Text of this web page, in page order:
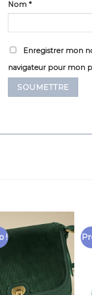
Nom *
Enregistrer mon
navigateur pour mon
!